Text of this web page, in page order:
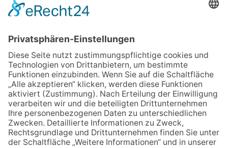
06.08.2026
Schulranzen schenken Kindern
einen guten Start
06.08.2026
Zwischen Fachwerk, Wein und
Musik: Erste Kronberger
Weinzeit begeistert die
Burgstadt
06.08.2026
„Rock auf der Burg“ lässt
Königstein beben
06.08.2026
Nachhaltigkeits-Akteure